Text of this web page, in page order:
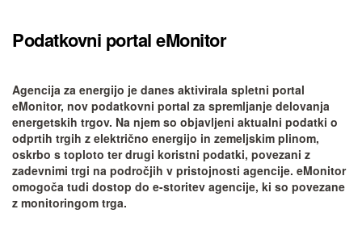
Podatkovni portal eMonitor
Agencija za energijo je danes aktivirala spletni portal
eMonitor, nov podatkovni portal za spremljanje delovanja
energetskih trgov. Na njem so objavljeni aktualni podatki o
odprtih trgih z električno energijo in zemeljskim plinom,
oskrbo s toploto ter drugi koristni podatki, povezani z
zadevnimi trgi na področjih v pristojnosti agencije. eMonitor
omogoča tudi dostop do e-storitev agencije, ki so povezane
z monitoringom trga.